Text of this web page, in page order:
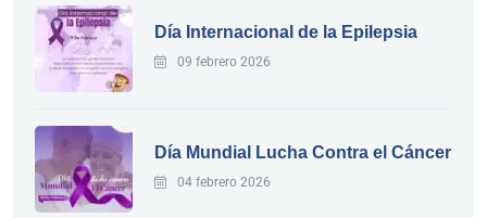
Día Internacional de la Epilepsia
09 febrero 2026
Día Mundial Lucha Contra el Cáncer
04 febrero 2026